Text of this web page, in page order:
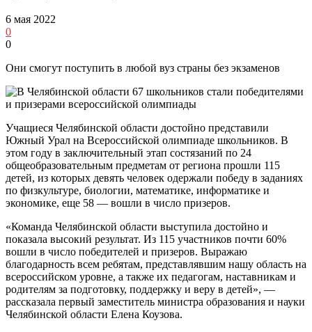
6 мая 2022
0
0
Они смогут поступить в любой вуз страны без экзаменов
Учащиеся Челябинской области достойно представили
Южный Урал на Всероссийской олимпиаде школьников. В
этом году в заключительный этап состязаний по 24
общеобразовательным предметам от региона прошли 115
детей, из которых девять человек одержали победу в заданиях
по физкультуре, биологии, математике, информатике и
экономике, еще 58 — вошли в число призеров.
«Команда Челябинской области выступила достойно и
показала высокий результат. Из 115 участников почти 60%
вошли в число победителей и призеров. Выражаю
благодарность всем ребятам, представлявшим нашу область на
всероссийском уровне, а также их педагогам, наставникам и
родителям за подготовку, поддержку и веру в детей», —
рассказала первый заместитель министра образования и науки
Челябинской области Елена Коузова.